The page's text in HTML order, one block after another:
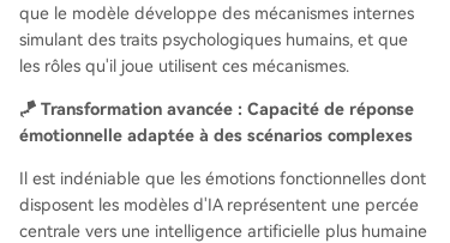
que le modèle développe des mécanismes internes
simulant des traits psychologiques humains, et que
les rôles qu'il joue utilisent ces mécanismes.
🪁 Transformation avancée : Capacité de réponse
émotionnelle adaptée à des scénarios complexes
Il est indéniable que les émotions fonctionnelles dont
disposent les modèles d'IA représentent une percée
centrale vers une intelligence artificielle plus humaine